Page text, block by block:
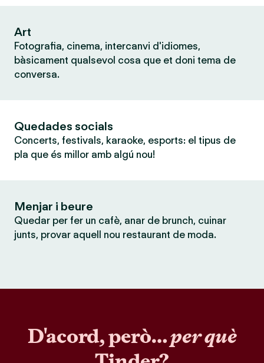
Art
Fotografia, cinema, intercanvi d'idiomes,
bàsicament qualsevol cosa que et doni tema de
conversa.
Quedades socials
Concerts, festivals, karaoke, esports: el tipus de
pla que és millor amb algú nou!
Menjar i beure
Quedar per fer un cafè, anar de brunch, cuinar
junts, provar aquell nou restaurant de moda.
D'acord, però…per què